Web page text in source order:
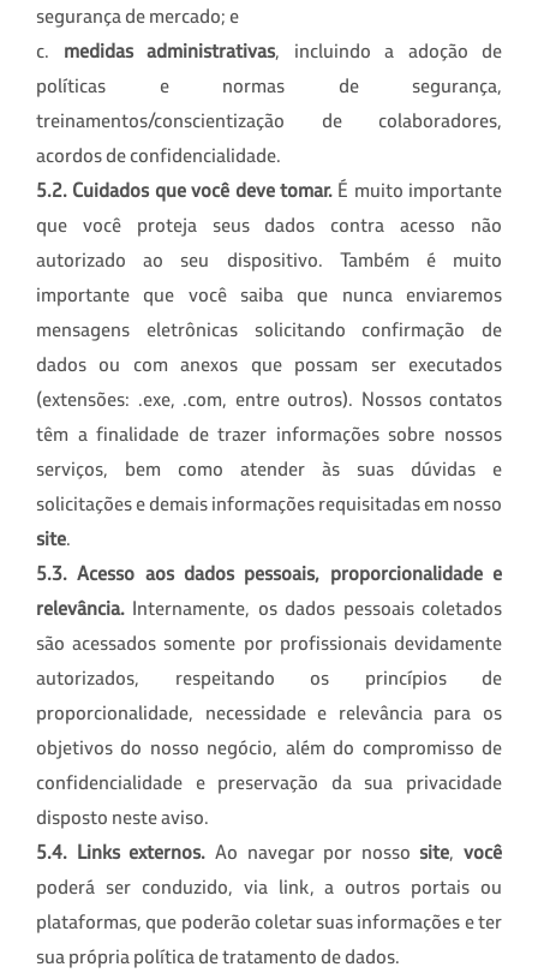
segurança de mercado; e
c. medidas administrativas, incluindo a adoção de
políticas e normas de segurança,
treinamentos/conscientização de colaboradores,
acordos de confidencialidade.
5.2. Cuidados que você deve tomar. É muito importante
que você proteja seus dados contra acesso não
autorizado ao seu dispositivo. Também é muito
importante que você saiba que nunca enviaremos
mensagens eletrônicas solicitando confirmação de
dados ou com anexos que possam ser executados
(extensões: .exe, .com, entre outros). Nossos contatos
têm a finalidade de trazer informações sobre nossos
serviços, bem como atender às suas dúvidas e
solicitações e demais informações requisitadas em nosso
site.
5.3. Acesso aos dados pessoais, proporcionalidade e
relevância. Internamente, os dados pessoais coletados
são acessados somente por profissionais devidamente
autorizados, respeitando os princípios de
proporcionalidade, necessidade e relevância para os
objetivos do nosso negócio, além do compromisso de
confidencialidade e preservação da sua privacidade
disposto neste aviso.
5.4. Links externos. Ao navegar por nosso site, você
poderá ser conduzido, via link, a outros portais ou
plataformas, que poderão coletar suas informações e ter
sua própria política de tratamento de dados.